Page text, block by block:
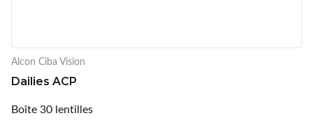
Alcon Ciba Vision
Dailies ACP
Boîte 30 lentilles